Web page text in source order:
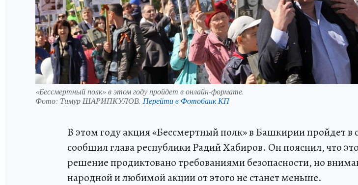
«Бессмертный полк» в этом году пройдет в онлайн-формате.
Фото: Тимур ШАРИПКУЛОВ. Перейти в Фотобанк КП
В этом году акция «Бессмертный полк» в Башкирии пройдет
сообщил глава республики Радий Хабиров. Он пояснил, что
решение продиктовано требованиями безопасности, но
народной и любимой акции от этого не станет меньше.